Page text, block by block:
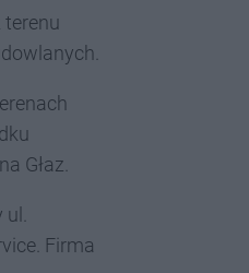
terenu
Głaz.
Firma